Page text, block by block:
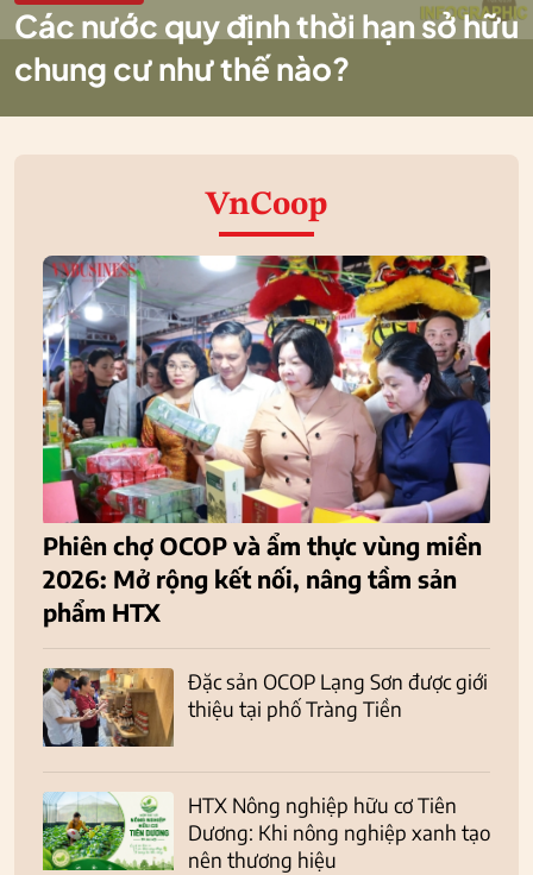
Các nước quy định thời hạn sở hữu
chung cư như thế nào?
VnCoop
Phiên chợ OCOP và ẩm thực vùng miền
2026: Mở rộng kết nối, nâng tầm sản
phẩm HTX
Đặc sản OCOP Lạng Sơn được giới
thiệu tại phố Tràng Tiền
HTX Nông nghiệp hữu cơ Tiên
Dương: Khi nông nghiệp xanh tạo
nên thương hiệu